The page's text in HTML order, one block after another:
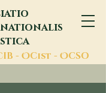
IB - OCist - OCSO